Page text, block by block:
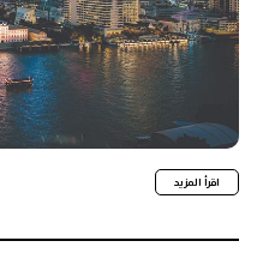
اقرأ المزيد